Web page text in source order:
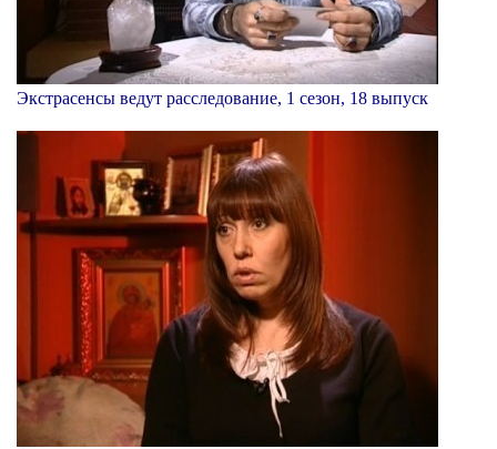
Экстрасенсы ведут расследование, 1 сезон, 18 выпуск